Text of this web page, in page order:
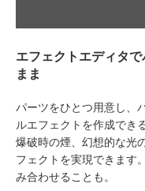
エフェクトエディタ
まま
パーツをひとつ用意し、
ルエフェクトを作成でき
爆破時の煙、幻想的な光
フェクトを実現できます
み合わせることも。